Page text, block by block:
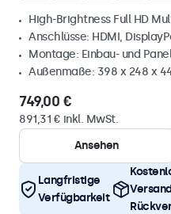
High-Brightness Full HD
Anschlüsse: HDMI,
Montage: Einbau- und
Außenmaße: 398 x 248 x
749,00 €
891,31 € inkl. MwSt.
Ansehen
Langfristige
Verfügbarkeit